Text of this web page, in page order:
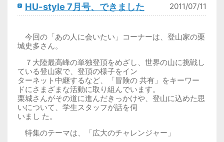
HU-style 7月号、できました 2011/07/11
今回の「あの人に会いたい」コーナーは、登山家の栗
城史多さん。
７大陸最高峰の単独登頂をめざし、世界の山に挑戦し
ている登山家で、登頂の様子をイン
ターネット中継するなど、「冒険の 共有」をキーワー
ドにさまざまな活動に取り組んでいます。
栗城さんがその道に進んだきっかけや、登山に込めた思
いについて、学生スタッフが話を伺
いまし た。
特集のテーマは、「広大のチャレンジャー」